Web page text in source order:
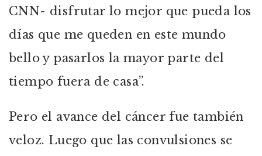
CNN- disfrutar lo mejor que pueda los
días que me queden en este mundo
bello y pasarlos la mayor parte del
tiempo fuera de casa”.
Pero el avance del cáncer fue también
veloz. Luego que las convulsiones se